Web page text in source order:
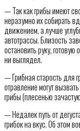
— Так как грибы имеют
неразумно их собирать
движением, а лучше
автотрассы. Близость
остановить руку, готовую
ни выглядел.
— Грибная старость для
отравление могут
грибы (плесенью
— Недалек путь от
грибок на вкус. Об этом